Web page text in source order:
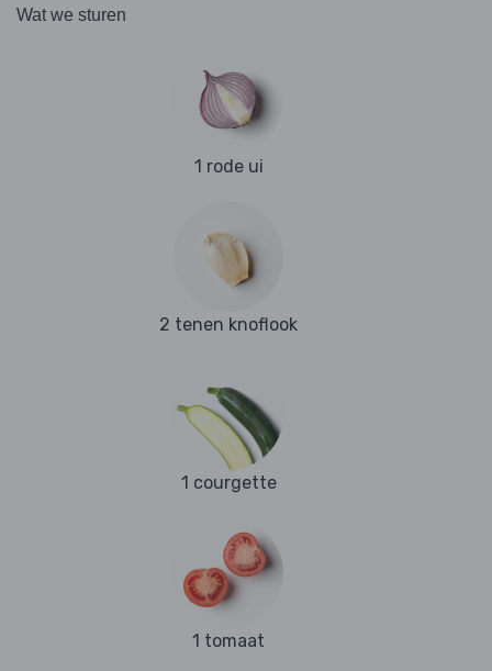
Wat we sturen
1 rode ui
2 tenen knoflook
1 courgette
1 tomaat